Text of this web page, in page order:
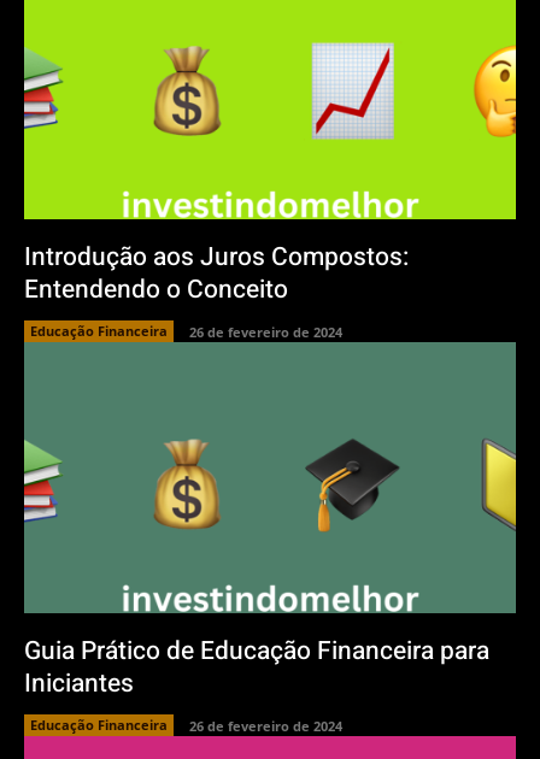
Introdução aos Juros Compostos:
Entendendo o Conceito
Educação Financeira 26 de fevereiro de 2024
Guia Prático de Educação Financeira para
Iniciantes
Educação Financeira 26 de fevereiro de 2024